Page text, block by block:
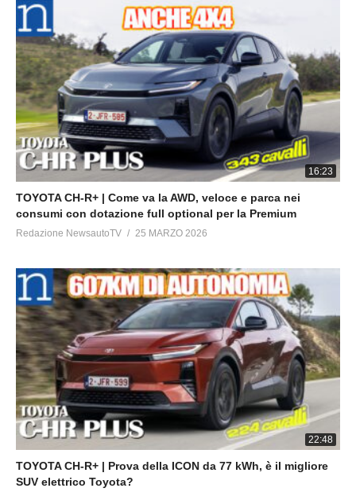
16:23
TOYOTA CH-R+ | Come va la AWD, veloce e parca nei
consumi con dotazione full optional per la Premium
Redazione NewsautoTV 25 MARZO 2026
22:48
TOYOTA CH-R+ | Prova della ICON da 77 kWh, è il migliore
SUV elettrico Toyota?